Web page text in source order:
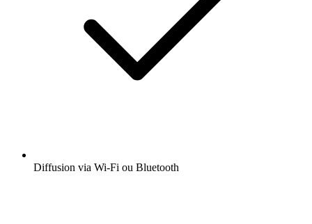
Diffusion via Wi-Fi ou Bluetooth